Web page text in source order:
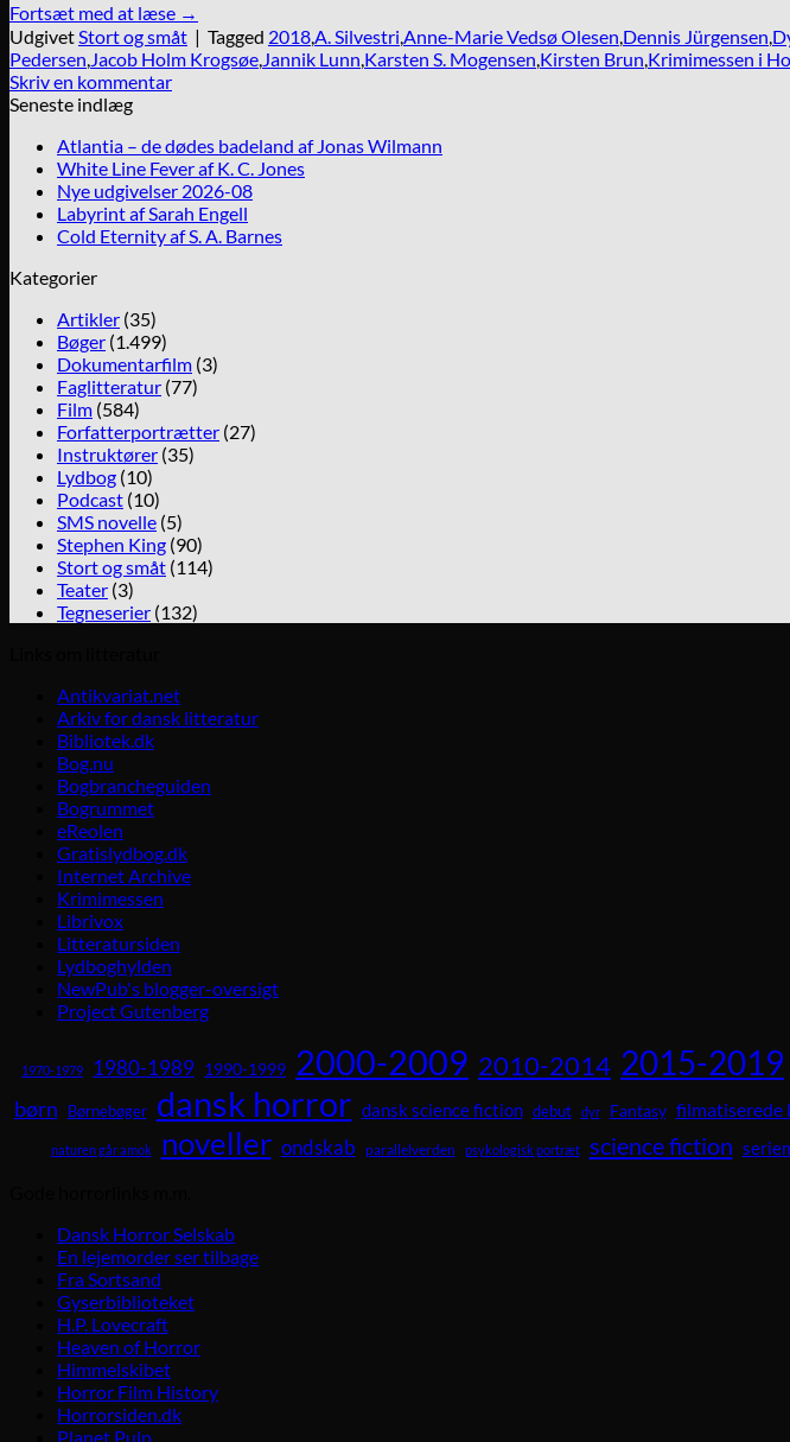
Fortsæt med at læse →
UdgivetStort og småt | Tagged 2018,A. Silvestri,Anne-Marie Vedsø Olesen,Dennis Jürgensen,
Pedersen,Jacob Holm Krogsøe,Jannik Lunn,Karsten S. Mogensen,Kirsten Brun,Krimimessen i
Skriv en kommentar
Seneste indlæg
Atlantia – de dødes badeland af Jonas Wilmann
White Line Fever af K. C. Jones
Nye udgivelser 2026-08
Labyrint af Sarah Engell
Cold Eternity af S. A. Barnes
Kategorier
Artikler (35)
Bøger (1.499)
Dokumentarfilm (3)
Faglitteratur (77)
Film (584)
Forfatterportrætter (27)
Instruktører (35)
Lydbog (10)
Podcast (10)
SMS novelle (5)
Stephen King (90)
Stort og småt (114)
Teater (3)
Tegneserier (132)
Antikvariat.net
Arkiv for dansk litteratur
Bibliotek.dk
Bog.nu
Bogbrancheguiden
Bogrummet
eReolen
Gratislydbog.dk
Internet Archive
Krimimessen
Librivox
Litteratursiden
Lydboghylden
NewPub's blogger-oversigt
Project Gutenberg
1970-1979 1980-1989 1990-1999 2000-2009 2010-2014 2015-2019
børn Børnebøger dansk horror dansk science fiction debut dyr Fantasy filmatiserede
naturen går amok noveller ondskab parallelverden psykologisk portræt science fiction
Dansk Horror Selskab
En lejemorder ser tilbage
Fra Sortsand
Gyserbiblioteket
H.P. Lovecraft
Heaven of Horror
Himmelskibet
Horror Film History
Horrorsiden.dk
Planet Pulp